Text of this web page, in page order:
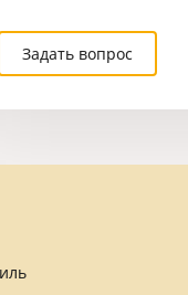
Задать вопрос